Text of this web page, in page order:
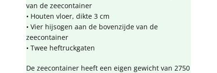
van de zeecontainer
• Houten vloer, dikte 3 cm
• Vier hijsogen aan de bovenzijde van de
zeecontainer
• Twee heftruckgaten
De zeecontainer heeft een eigen gewicht van 2750